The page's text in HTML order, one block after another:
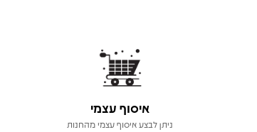
איסוף עצמי
ניתן לבצע איסוף עצמי מהחנות